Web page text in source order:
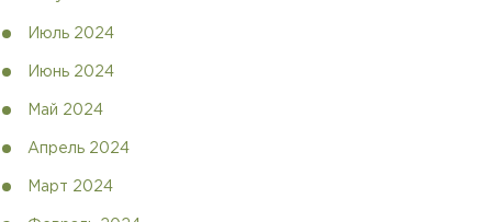
Июль 2024
Июнь 2024
Май 2024
Апрель 2024
Март 2024